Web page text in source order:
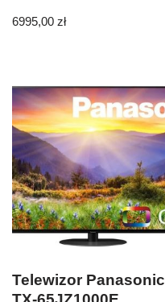
6995,00 zł
Telewizor Panasonic